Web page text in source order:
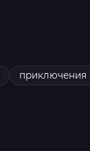
приключения